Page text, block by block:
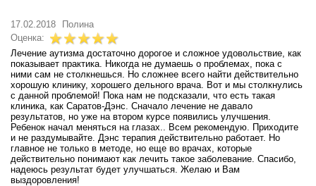
17.02.2018
Полина
Оценка:
Лечение аутизма достаточно дорогое и сложное удовольствие, как
показывает практика. Никогда не думаешь о проблемах, пока с
ними сам не столкнешься. Но сложнее всего найти действительно
хорошую клинику, хорошего дельного врача. Вот и мы столкнулись
с данной проблемой! Пока нам не подсказали, что есть такая
клиника, как Саратов-Дэнс. Сначало лечение не давало
результатов, но уже на втором курсе появились улучшения.
Ребенок начал меняться на глазах.. Всем рекомендую. Приходите
и не раздумывайте. Дэнс терапия действительно работает. Но
главное не только в методе, но еще во врачах, которые
действительно понимают как лечить такое заболевание. Спасибо,
надеюсь результат будет улучшаться. Желаю и Вам
выздоровления!